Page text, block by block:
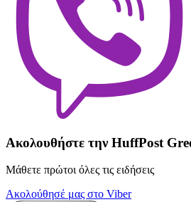
Ακολουθήστε την HuffPost
Μάθετε πρώτοι όλες τις ειδήσεις
Ακολούθησέ μας στο Viber